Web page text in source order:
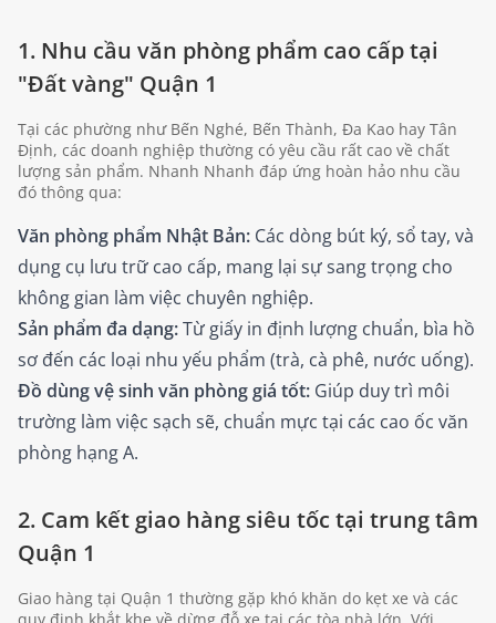
1. Nhu cầu văn phòng phẩm cao cấp tại
"Đất vàng" Quận 1
Tại các phường như Bến Nghé, Bến Thành, Đa Kao hay Tân
Định, các doanh nghiệp thường có yêu cầu rất cao về chất
lượng sản phẩm. Nhanh Nhanh đáp ứng hoàn hảo nhu cầu
đó thông qua:
Văn phòng phẩm Nhật Bản: Các dòng bút ký, sổ tay, và
dụng cụ lưu trữ cao cấp, mang lại sự sang trọng cho
không gian làm việc chuyên nghiệp.
Sản phẩm đa dạng:Từ giấy in định lượng chuẩn, bìa hồ
sơ đến các loại nhu yếu phẩm (trà, cà phê, nước uống).
Đồ dùng vệ sinh văn phòng giá tốt: Giúp duy trì môi
trường làm việc sạch sẽ, chuẩn mực tại các cao ốc văn
phòng hạng A.
2. Cam kết giao hàng siêu tốc tại trung tâm
Quận 1
Giao hàng tại Quận 1 thường gặp khó khăn do kẹt xe và các